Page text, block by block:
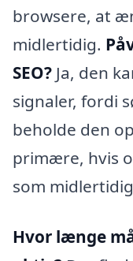
browsere, at
midlertidig.
SEO? Ja, den
signaler, fordi
beholde den
primære, hvis
som
Hvor længe